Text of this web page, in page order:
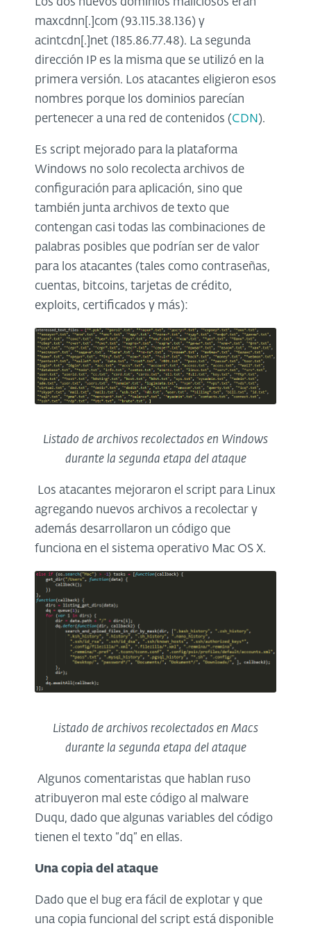
Los dos nuevos dominios maliciosos eran
maxcdnn[.]com (93.115.38.136) y
acintcdn[.]net (185.86.77.48). La segunda
dirección IP es la misma que se utilizó en la
primera versión. Los atacantes eligieron esos
nombres porque los dominios parecían
pertenecer a una red de contenidos (CDN ).
Es script mejorado para la plataforma
Windows no solo recolecta archivos de
configuración para aplicación, sino que
también junta archivos de texto que
contengan casi todas las combinaciones de
palabras posibles que podrían ser de valor
para los atacantes (tales como contraseñas,
cuentas, bitcoins, tarjetas de crédito,
exploits, certificados y más):
Listado de archivos recolectados en Windows
durante la segunda etapa del ataque
Los atacantes mejoraron el script para Linux
agregando nuevos archivos a recolectar y
además desarrollaron un código que
funciona en el sistema operativo Mac OS X.
Listado de archivos recolectados en Macs
durante la segunda etapa del ataque
Algunos comentaristas que hablan ruso
atribuyeron mal este código al malware
Duqu, dado que algunas variables del código
tienen el texto “dq” en ellas.
Una copia del ataque
Dado que el bug era fácil de explotar y que
una copia funcional del script está disponible